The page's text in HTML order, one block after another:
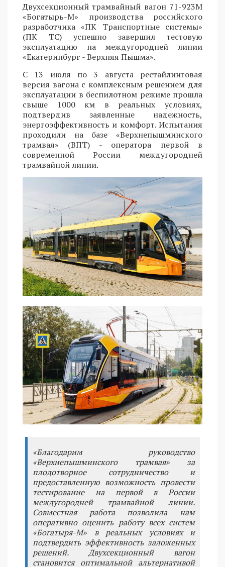
Двухсекционный трамвайный вагон 71-923М
«Богатырь-М» производства российского
разработчика «ПК Транспортные системы»
(ПК ТС) успешно завершил тестовую
эксплуатацию на междугородней линии
«Екатеринбург - Верхняя Пышма».
С 13 июля по 3 августа рестайлинговая
версия вагона с комплексным решением для
эксплуатации в беспилотном режиме прошла
свыше 1000 км в реальных условиях,
подтвердив заявленные надежность,
энергоэффективность и комфорт. Испытания
проходили на базе «Верхнепышминского
трамвая» (ВПТ) - оператора первой в
современной России междугородней
трамвайной линии.
«Благодарим руководство
«Верхнепышминского трамвая» за
плодотворное сотрудничество и
предоставленную возможность провести
тестирование на первой в России
междугородней трамвайной линии.
Совместная работа позволила нам
оперативно оценить работу всех систем
«Богатыря-М» в реальных условиях и
подтвердить эффективность заложенных
решений. Двухсекционный вагон
становится оптимальной альтернативой